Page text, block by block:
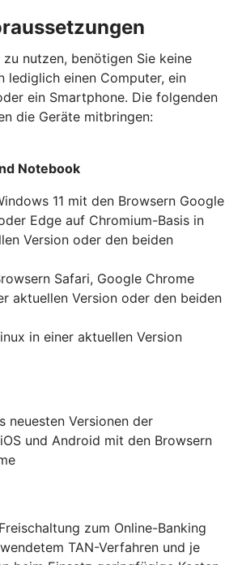
nutzen, benötigen Sie keine
lediglich einen Computer, ein
ein Smartphone. Die folgenden
die Geräte mitbringen:
Notebook
11 mit den Browsern Google
Edge auf Chromium-Basis in
Version oder den beiden
Safari, Google Chrome
aktuellen Version oder den beiden
in einer aktuellen Version
neuesten Versionen der
und Android mit den Browsern
zum Online-Banking
TAN-Verfahren und je